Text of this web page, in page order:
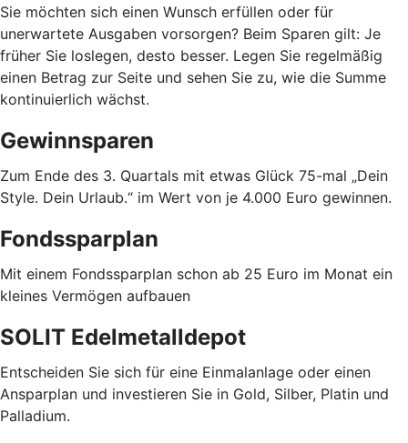
Sie möchten sich einen Wunsch erfüllen oder für
unerwartete Ausgaben vorsorgen? Beim Sparen gilt: Je
früher Sie loslegen, desto besser. Legen Sie regelmäßig
einen Betrag zur Seite und sehen Sie zu, wie die Summe
kontinuierlich wächst.
Gewinnsparen
Zum Ende des 3. Quartals mit etwas Glück 75-mal „Dein
Style. Dein Urlaub.“ im Wert von je 4.000 Euro gewinnen.
Fondssparplan
Mit einem Fondssparplan schon ab 25 Euro im Monat ein
kleines Vermögen aufbauen
SOLIT Edelmetalldepot
Entscheiden Sie sich für eine Einmalanlage oder einen
Ansparplan und investieren Sie in Gold, Silber, Platin und
Palladium.